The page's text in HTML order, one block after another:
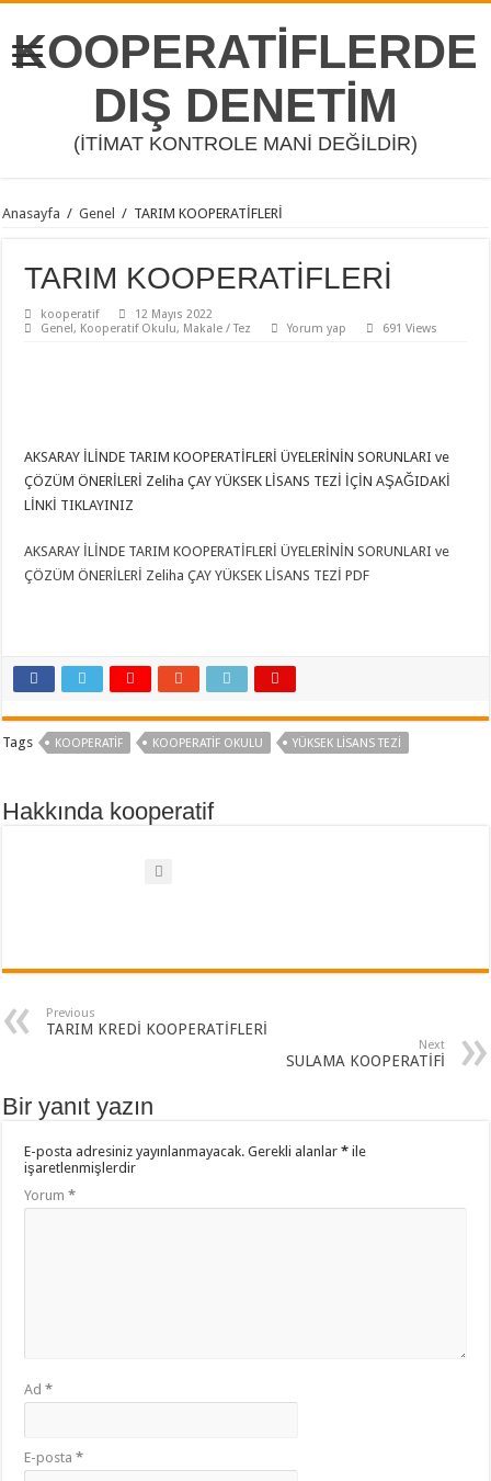
KOOPERATİFLERDE
DIŞ DENETİM
(İTİMAT KONTROLE MANİ DEĞİLDİR)
Anasayfa / Genel / TARIM KOOPERATİFLERİ
TARIM KOOPERATİFLERİ
kooperatif
12 Mayıs 2022
Genel, Kooperatif Okulu, Makale / Tez Yorum yap 691 Views
AKSARAY İLİNDE TARIM KOOPERATİFLERİ ÜYELERİNİN SORUNLARI ve
ÇÖZÜM ÖNERİLERİ Zeliha ÇAY YÜKSEK LİSANS TEZİ İÇİN AŞAĞIDAKİ
LİNKİ TIKLAYINIZ
AKSARAY İLİNDE TARIM KOOPERATİFLERİ ÜYELERİNİN SORUNLARI ve
ÇÖZÜM ÖNERİLERİ Zeliha ÇAY YÜKSEK LİSANS TEZİ PDF
Tags KOOPERATIF KOOPERATIF OKULU YÜKSEK LİSANS TEZİ
Hakkında kooperatif
Previous
TARIM KREDİ KOOPERATİFLERİ
Next
SULAMA KOOPERATİFİ
Bir yanıt yazın
E-posta adresiniz yayınlanmayacak. Gerekli alanlar* ile
işaretlenmişlerdir
Yorum*
Ad*
E-posta*